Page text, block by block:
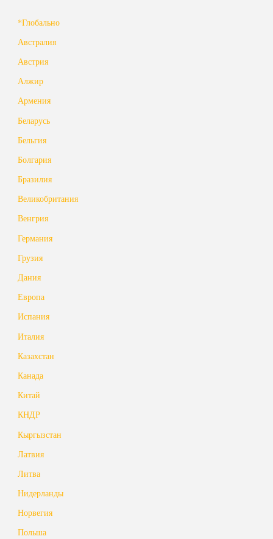
*Глобально
Австралия
Австрия
Алжир
Армения
Беларусь
Бельгия
Болгария
Бразилия
Великобритания
Венгрия
Германия
Грузия
Дания
Европа
Испания
Италия
Казахстан
Канада
Китай
КНДР
Кыргызстан
Латвия
Литва
Нидерланды
Норвегия
Польша